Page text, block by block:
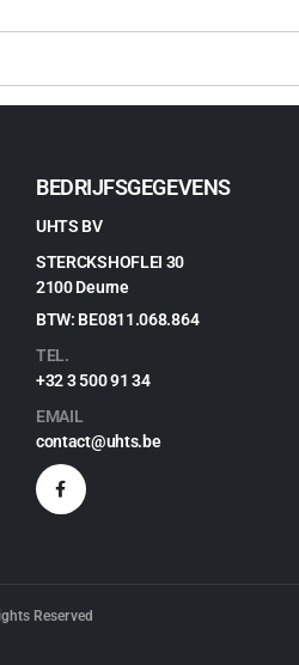
BEDRIJFSGEGEVENS
UHTS BV
STERCKSHOFLEI 30
2100 Deurne
BTW: BE0811.068.864
TEL.
+32 3 500 91 34
EMAIL
contact@uhts.be
Reserved